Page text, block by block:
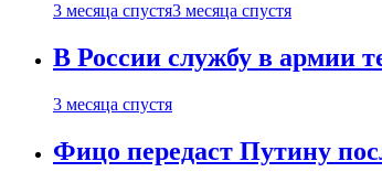
3 месяца спустя3 месяца спустя
В России службу в армии
3 месяца спустя
Фицо передаст Путину